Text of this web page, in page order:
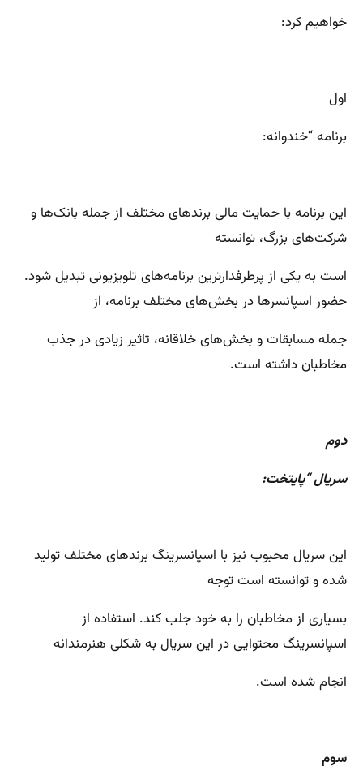
خواهیم کرد:
اول
برنامه “خندوانه:
این برنامه با حمایت مالی برندهای مختلف از جمله بانک‌ها و
شرکت‌های بزرگ، توانسته
است به یکی از پرطرفدارترین برنامه‌های تلویزیونی تبدیل شود.
حضور اسپانسرها در بخش‌های مختلف برنامه، از
جمله مسابقات و بخش‌های خلاقانه، تاثیر زیادی در جذب
مخاطبان داشته است.
دوم
سریال “پایتخت:
این سریال محبوب نیز با اسپانسرینگ برندهای مختلف تولید
شده و توانسته است توجه
بسیاری از مخاطبان را به خود جلب کند. استفاده از
اسپانسرینگ محتوایی در این سریال به شکلی هنرمندانه
انجام شده است.
سوم